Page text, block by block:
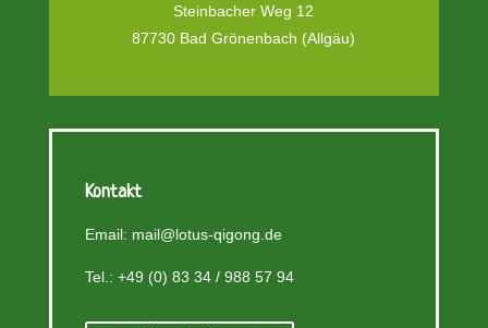
Steinbacher Weg 12
87730 Bad Grönenbach (Allgäu)
Kontakt
Email: mail@lotus-qigong.de
Tel.: +49 (0) 83 34 / 988 57 94